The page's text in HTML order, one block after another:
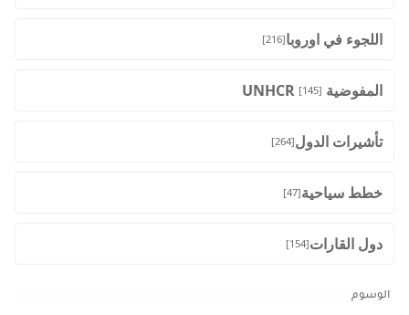
اللجوء في اوروبا[216]
المفوضية UNHCR [145]
تأشيرات الدول[264]
خطط سياحية[47]
دول القارات[154]
الوسوم